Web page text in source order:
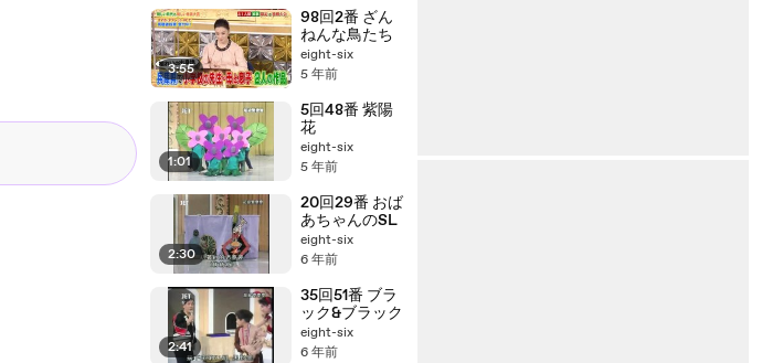
3:55
98回2番 ざん
ねんな鳥たち
eight-six
5 年前
1:01
5回48番 紫陽
花
eight-six
5 年前
2:30
20回29番 おば
あちゃんのSL
eight-six
6 年前
2:41
35回51番 ブラ
ック&ブラック
eight-six
6 年前